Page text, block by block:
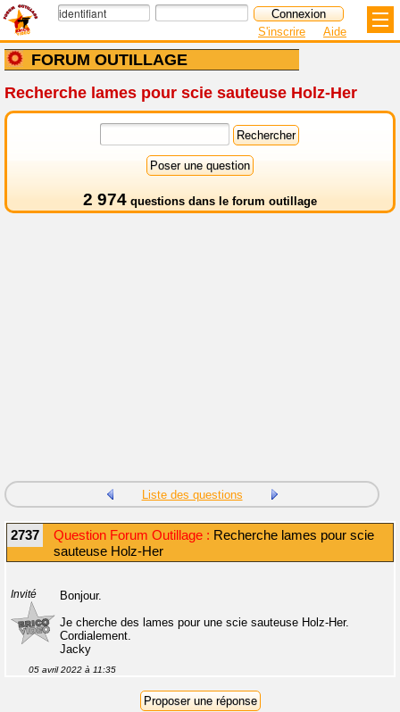
FORUM OUTILLAGE
S'inscrire Aide
Recherche lames pour scie sauteuse Holz-Her
2 974 questions dans le forum outillage
Liste des questions
2737 Question Forum Outillage : Recherche lames pour scie
sauteuse Holz-Her
Invité
Bonjour.
Je cherche des lames pour une scie sauteuse Holz-Her.
Cordialement.
Jacky
05 avril 2022 à 11:35